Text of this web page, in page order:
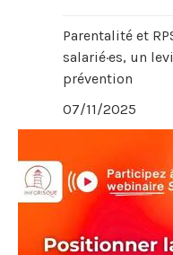
Parentalité et
salarié·es, un
prévention
07/11/2025